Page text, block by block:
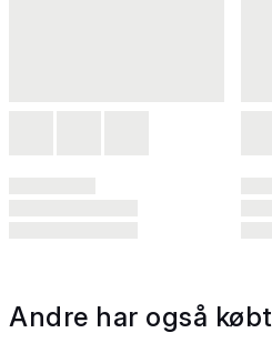
Andre har også købt